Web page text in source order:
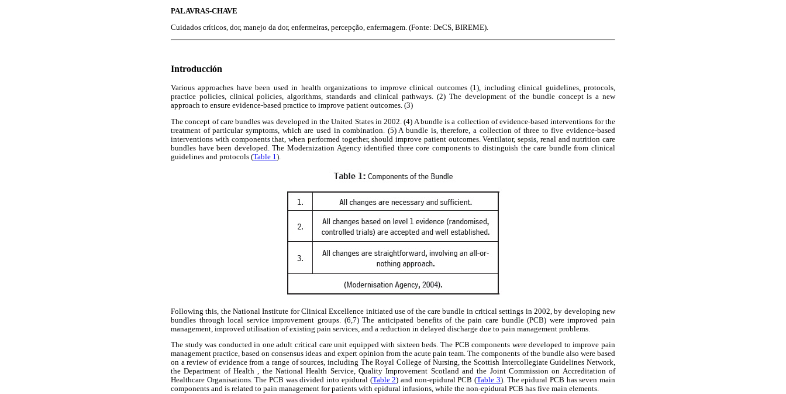
PALAVRAS-CHAVE
Cuidados críticos, dor, manejo da dor, enfermeiras, percepção, enfermagem. (Fonte: DeCS, BIREME).
Introducción
Various approaches have been used in health organizations to improve clinical outcomes (1), including clinical guidelines, protocols,
practice policies, clinical policies, algorithms, standards and clinical pathways. (2) The development of the bundle concept is a new
approach to ensure evidence-based practice to improve patient outcomes. (3)
The concept of care bundles was developed in the United States in 2002. (4) A bundle is a collection of evidence-based interventions for the
treatment of particular symptoms, which are used in combination. (5) A bundle is, therefore, a collection of three to five evidence-based
interventions with components that, when performed together, should improve patient outcomes. Ventilator, sepsis, renal and nutrition care
bundles have been developed. The Modernization Agency identified three core components to distinguish the care bundle from clinical
guidelines and protocols (Table 1 ).
Following this, the National Institute for Clinical Excellence initiated use of the care bundle in critical settings in 2002, by developing new
bundles through local service improvement groups. (6,7) The anticipated benefits of the pain care bundle (PCB) were improved pain
management, improved utilisation of existing pain services, and a reduction in delayed discharge due to pain management problems.
The study was conducted in one adult critical care unit equipped with sixteen beds. The PCB components were developed to improve pain
management practice, based on consensus ideas and expert opinion from the acute pain team. The components of the bundle also were based
on a review of evidence from a range of sources, including The Royal College of Nursing, the Scottish Intercollegiate Guidelines Network,
the Department of Health , the National Health Service, Quality Improvement Scotland and the Joint Commission on Accreditation of
Healthcare Organisations. The PCB was divided into epidural (Table 2) and non-epidural PCB (Table 3). The epidural PCB has seven main
components and is related to pain management for patients with epidural infusions, while the non-epidural PCB has five main elements.